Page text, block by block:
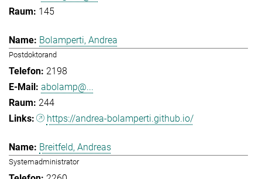
145
Bolamperti, Andrea
Postdoktorand
2198
abolamp@...
244
https://andrea-bolamperti.github.io/
Breitfeld, Andreas
Systemadministrator